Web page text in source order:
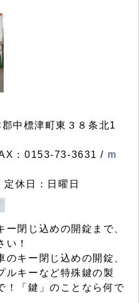
中標津町東３８条北1
：0153-73-3631 / m
休日：日曜日
閉じ込めの開錠まで、
い！
のキー閉じ込めの開錠、
ルキーなど特殊鍵の製
！「鍵」のことなら何で